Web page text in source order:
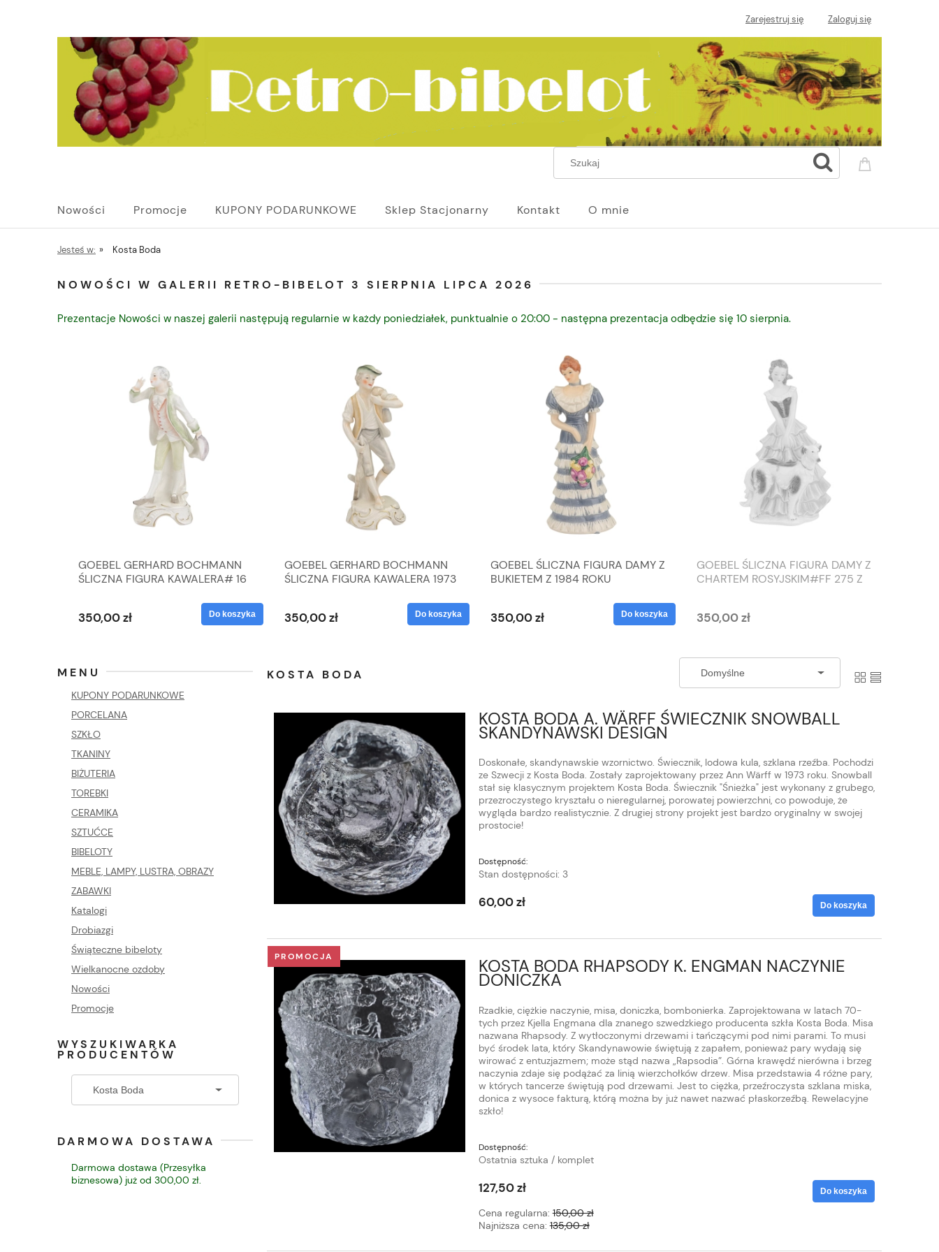
Zarejestruj się Zaloguj się
Nowości Promocje KUPONY PODARUNKOWE Sklep Stacjonarny Kontakt O mnie
Jesteś w: » Kosta Boda
NOWOŚCI W GALERII RETRO-BIBELOT 3 SIERPNIA LIPCA 2026
Prezentacje Nowości w naszej galerii następują regularnie w każdy poniedziałek, punktualnie o 20:00 - następna prezentacja odbędzie się 10 sierpnia.
GOEBEL GERHARD BOCHMANN
ŚLICZNA FIGURA KAWALERA# 16
350,00 zł Do koszyka
GOEBEL GERHARD BOCHMANN
ŚLICZNA FIGURA KAWALERA 1973
350,00 zł Do koszyka
GOEBEL ŚLICZNA FIGURA DAMY Z
BUKIETEM Z 1984 ROKU
350,00 zł Do koszyka
GOEBEL ŚLICZNA FIGURA DAMY Z
CHARTEM ROSYJSKIM#FF 275 Z
350,00 zł
MENU
KUPONY PODARUNKOWE
PORCELANA
SZKŁO
TKANINY
BIŻUTERIA
TOREBKI
CERAMIKA
SZTUĆCE
BIBELOTY
MEBLE, LAMPY, LUSTRA, OBRAZY
ZABAWKI
Katalogi
Drobiazgi
Świąteczne bibeloty
Wielkanocne ozdoby
Nowości
Promocje
WYSZUKIWARKA
PRODUCENTÓW
DARMOWA DOSTAWA
Darmowa dostawa (Przesyłka
biznesowa) już od 300,00 zł.
KOSTA BODA
KOSTA BODA A. WÄRFF ŚWIECZNIK SNOWBALL
SKANDYNAWSKI DESIGN
Doskonałe, skandynawskie wzornictwo. Świecznik, lodowa kula, szklana rzeźba. Pochodzi
ze Szwecji z Kosta Boda. Zostały zaprojektowany przez Ann Wärff w 1973 roku. Snowball
stał się klasycznym projektem Kosta Boda. Świecznik "Śnieżka" jest wykonany z grubego,
przezroczystego kryształu o nieregularnej, porowatej powierzchni, co powoduje, że
wygląda bardzo realistycznie. Z drugiej strony projekt jest bardzo oryginalny w swojej
prostocie!
Dostępność:
Stan dostępności: 3
60,00 zł Do koszyka
KOSTA BODA RHAPSODY K. ENGMAN NACZYNIE
DONICZKA
Rzadkie, ciężkie naczynie, misa, doniczka, bombonierka. Zaprojektowana w latach 70-
tych przez Kjella Engmana dla znanego szwedzkiego producenta szkła Kosta Boda. Misa
nazwana Rhapsody. Z wytłoczonymi drzewami i tańczącymi pod nimi parami. To musi
być środek lata, który Skandynawowie świętują z zapałem, ponieważ pary wydają się
wirować z entuzjazmem; może stąd nazwa „Rapsodia”. Górna krawędź nierówna i brzeg
naczynia zdaje się podążać za linią wierzchołków drzew. Misa przedstawia 4 różne pary,
w których tancerze świętują pod drzewami. Jest to ciężka, przeźroczysta szklana miska,
donica z wysoce fakturą, którą można by już nawet nazwać płaskorzeźbą. Rewelacyjne
szkło!
Dostępność:
Ostatnia sztuka / komplet
127,50 zł
Cena regularna:150,00 zł
Najniższa cena:135,00 zł
Do koszyka
PROMOCJA